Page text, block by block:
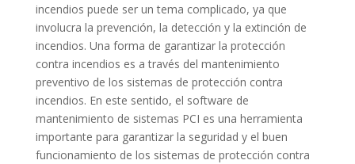
incendios puede ser un tema complicado, ya que
involucra la prevención, la detección y la extinción de
incendios. Una forma de garantizar la protección
contra incendios es a través del mantenimiento
preventivo de los sistemas de protección contra
incendios. En este sentido, el software de
mantenimiento de sistemas PCI es una herramienta
importante para garantizar la seguridad y el buen
funcionamiento de los sistemas de protección contra